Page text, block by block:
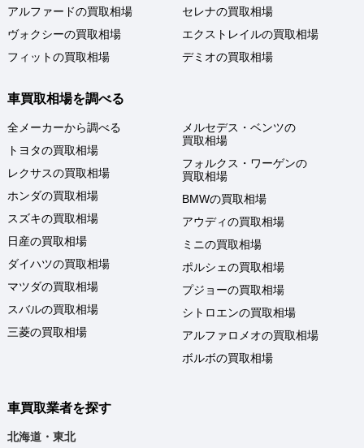
アルファードの買取相場
ヴォクシーの買取相場
フィットの買取相場
セレナの買取相場
エクストレイルの買取相場
デミオの買取相場
車買取相場を調べる
全メーカーから調べる
トヨタの買取相場
レクサスの買取相場
ホンダの買取相場
スズキの買取相場
日産の買取相場
ダイハツの買取相場
マツダの買取相場
スバルの買取相場
三菱の買取相場
メルセデス・ベンツの
買取相場
フォルクス・ワーゲンの
買取相場
BMWの買取相場
アウディの買取相場
ミニの買取相場
ポルシェの買取相場
プジョーの買取相場
シトロエンの買取相場
アルファロメオの買取相場
ボルボの買取相場
車買取業者を探す
北海道・東北